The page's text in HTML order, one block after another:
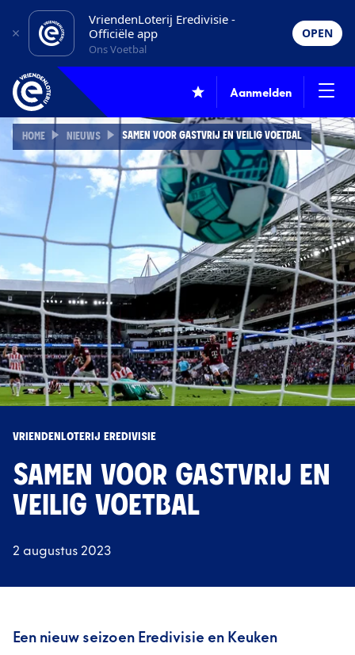
VriendenLoterij Eredivisie -
Officiële app
Ons Voetbal
OPEN
Aanmelden
HOME NIEUWS SAMEN VOOR GASTVRIJ EN VEILIG VOETBAL
VRIENDENLOTERIJ EREDIVISIE
SAMEN VOOR GASTVRIJ EN
VEILIG VOETBAL
2 augustus 2023
Een nieuw seizoen Eredivisie en Keuken